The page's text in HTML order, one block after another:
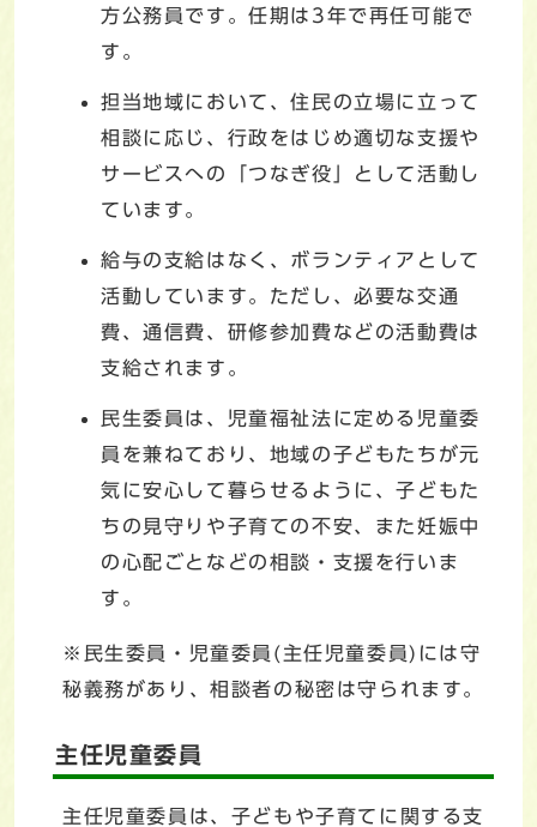
方公務員です。任期は3年で再任可能で
す。
担当地域において、住民の立場に立って
相談に応じ、行政をはじめ適切な支援や
サービスへの「つなぎ役」として活動し
ています。
給与の支給はなく、ボランティアとして
活動しています。ただし、必要な交通
費、通信費、研修参加費などの活動費は
支給されます。
民生委員は、児童福祉法に定める児童委
員を兼ねており、地域の子どもたちが元
気に安心して暮らせるように、子どもた
ちの見守りや子育ての不安、また妊娠中
の心配ごとなどの相談・支援を行いま
す。
※民生委員・児童委員(主任児童委員)には守
秘義務があり、相談者の秘密は守られます。
主任児童委員
主任児童委員は、子どもや子育てに関する支